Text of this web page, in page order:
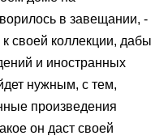
в завещании, -
своей коллекции, дабы
и иностранных
нужным, с тем,
произведения
он даст своей